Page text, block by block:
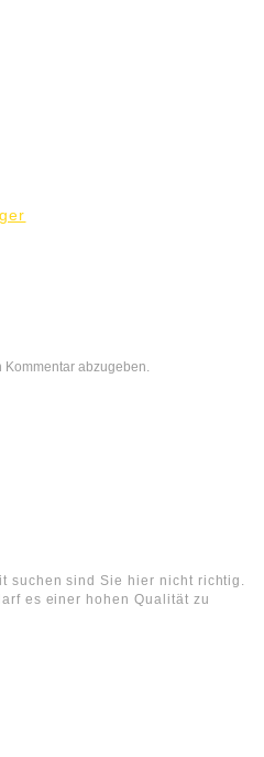
abzugeben.
suchen sind Sie hier nicht richtig.
es einer hohen Qualität zu